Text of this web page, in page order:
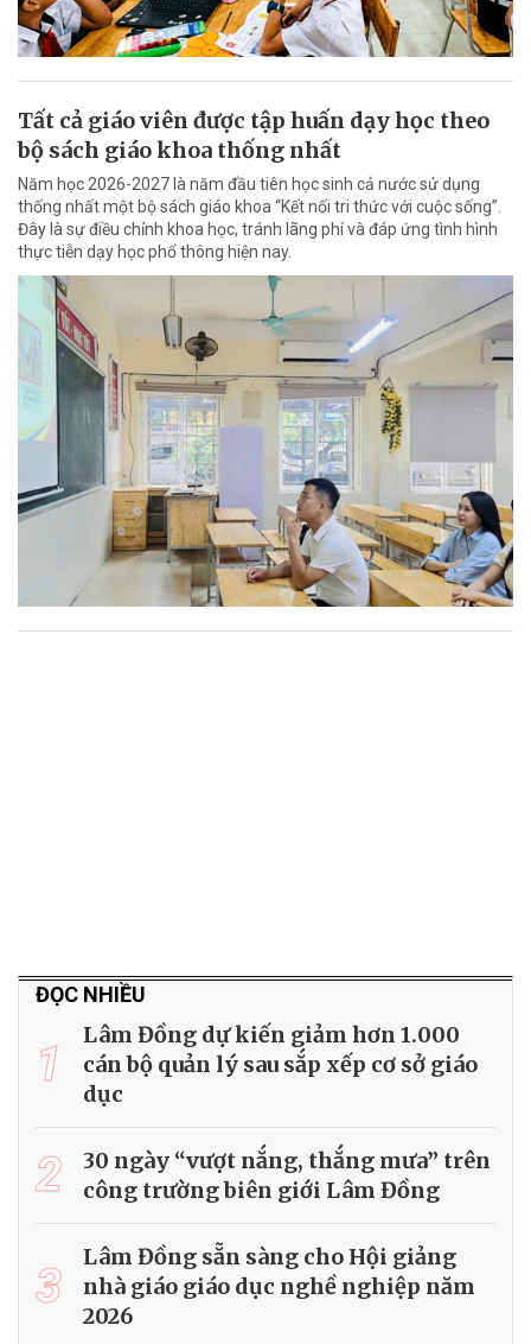
Tất cả giáo viên được tập huấn dạy học theo
bộ sách giáo khoa thống nhất
Năm học 2026-2027 là năm đầu tiên học sinh cả nước sử dụng
thống nhất một bộ sách giáo khoa “Kết nối tri thức với cuộc sống”.
Đây là sự điều chỉnh khoa học, tránh lãng phí và đáp ứng tình hình
thực tiễn dạy học phổ thông hiện nay.
ĐỌC NHIỀU
1
Lâm Đồng dự kiến giảm hơn 1.000
cán bộ quản lý sau sắp xếp cơ sở giáo
dục
2
30 ngày “vượt nắng, thắng mưa” trên
công trường biên giới Lâm Đồng
3
Lâm Đồng sẵn sàng cho Hội giảng
nhà giáo giáo dục nghề nghiệp năm
2026